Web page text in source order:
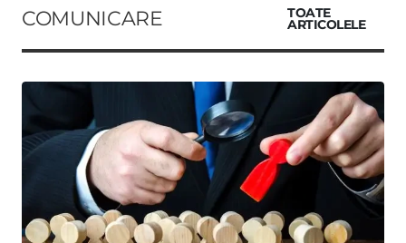
COMUNICARE
TOATE
ARTICOLELE